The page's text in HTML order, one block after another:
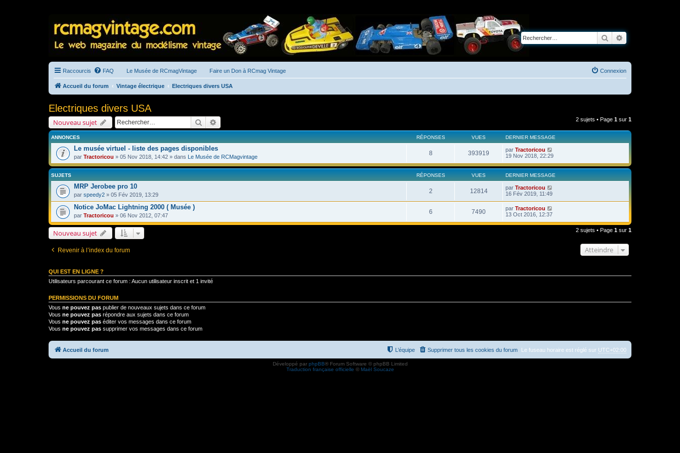
Rechercher
Raccourcis FAQ Le Musée de RCmagVintage Faire un Don à RCmag Vintage Connexion
Accueil du forum Vintage électrique Electriques divers USA
Electriques divers USA
Nouveau sujet Rechercher 2 sujets • Page 1 sur 1
ANNONCES RÉPONSES VUES DERNIER MESSAGE
Le musée virtuel - liste des pages disponibles
par Tractoricou » 05 Nov 2018, 14:42 » dans Le Musée de RCMagvintage
8 393919 par Tractoricou
19 Nov 2018, 22:29
SUJETS RÉPONSES VUES DERNIER MESSAGE
MRP Jerobee pro 10
par speedy2 » 05 Fév 2019, 13:29
2 12814 par Tractoricou
16 Fév 2019, 11:49
Notice JoMac Lightning 2000 ( Musée )
par Tractoricou » 06 Nov 2012, 07:47
6 7490 par Tractoricou
13 Oct 2016, 12:37
Nouveau sujet 2 sujets • Page 1 sur 1
Revenir à l’index du forum Atteindre
QUI EST EN LIGNE ?
Utilisateurs parcourant ce forum : Aucun utilisateur inscrit et 1 invité
PERMISSIONS DU FORUM
Vous ne pouvez pas publier de nouveaux sujets dans ce forum
Vous ne pouvez pas répondre aux sujets dans ce forum
Vous ne pouvez pas éditer vos messages dans ce forum
Vous ne pouvez pas supprimer vos messages dans ce forum
Accueil du forum Le fuseau horaire est réglé sur UTC+02:00
Supprimer tous les cookies du forum
L’équipe
Développé par phpBB® Forum Software © phpBB Limited
Traduction française officielle © Maël Soucaze